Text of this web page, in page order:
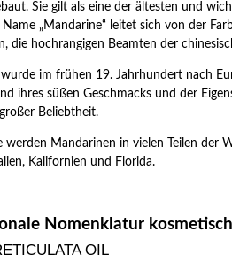
Sie gilt als eine der ältesten und
„Mandarine“ leitet sich von der
die hochrangigen Beamten der
im frühen 19. Jahrhundert nach
ihres süßen Geschmacks und der
Beliebtheit.
werden Mandarinen in vielen Teilen der
Kalifornien und Florida.
Nomenklatur
OIL